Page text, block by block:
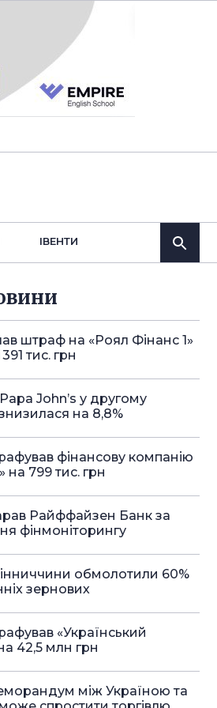
IВЕНТИ
штраф на «Роял Фінанс 1»
тис. грн
John’s у другому
на 8,8%
фінансову компанію
на 799 тис. грн
Райффайзен Банк за
фінмоніторингу
обмолотили 60%
зернових
«Український
42,5 млн грн
між Україною та